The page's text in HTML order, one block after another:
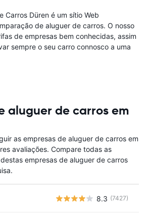
Carros Düren é um sítio Web
de aluguer de carros. O nosso
de empresas bem conhecidas, assim
sempre o seu carro connosco a uma
aluguer de carros em
as empresas de aluguer de carros em
avaliações. Compare todas as
empresas de aluguer de carros
8.3 (7427)